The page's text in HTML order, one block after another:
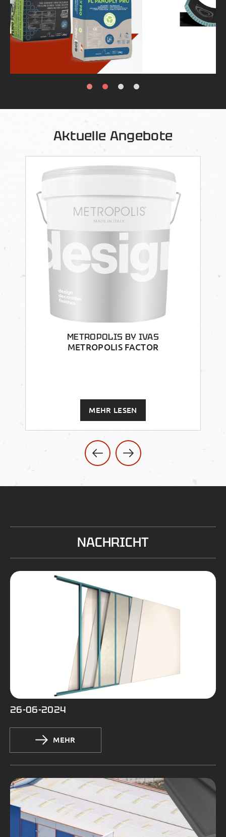
Aktuelle Angebote
METROPOLIS BY IVAS
METROPOLIS FACTOR
MEHR LESEN
NACHRICHT
26-06-2024
MEHR